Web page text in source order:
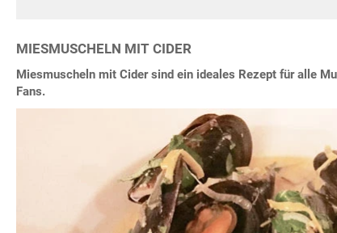
MIESMUSCHELN MIT CIDER
Miesmuscheln mit Cider sind ein ideales Rezept für alle
Fans.